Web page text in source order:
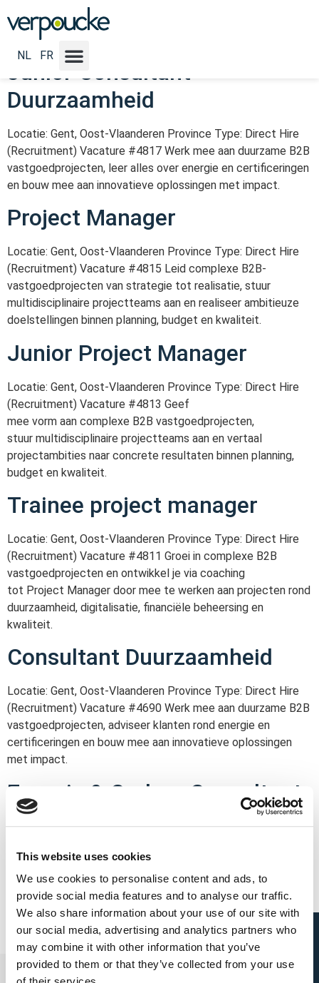
This website uses cookies
We use cookies to personalise content and ads, to
provide social media features and to analyse our traffic.
We also share information about your use of our site with
our social media, advertising and analytics partners who
may combine it with other information that you’ve
provided to them or that they’ve collected from your use
NL FR
Vacature Locatie NL:
Junior Consultant
Duurzaamheid
Locatie: Gent, Oost-Vlaanderen Province Type: Direct Hire
(Recruitment) Vacature #4817 Werk mee aan duurzame B2B
vastgoedprojecten, leer alles over energie en certificeringen
en bouw mee aan innovatieve oplossingen met impact.
Project Manager
Locatie: Gent, Oost-Vlaanderen Province Type: Direct Hire
(Recruitment) Vacature #4815 Leid complexe B2B-
vastgoedprojecten van strategie tot realisatie, stuur
multidisciplinaire projectteams aan en realiseer ambitieuze
doelstellingen binnen planning, budget en kwaliteit.
Junior Project Manager
Locatie: Gent, Oost-Vlaanderen Province Type: Direct Hire
(Recruitment) Vacature #4813 Geef
mee vorm aan complexe B2B vastgoedprojecten,
stuur multidisciplinaire projectteams aan en vertaal
projectambities naar concrete resultaten binnen planning,
budget en kwaliteit.
Trainee project manager
Locatie: Gent, Oost-Vlaanderen Province Type: Direct Hire
(Recruitment) Vacature #4811 Groei in complexe B2B
vastgoedprojecten en ontwikkel je via coaching
tot Project Manager door mee te werken aan projecten rond
duurzaamheid, digitalisatie, financiële beheersing en
kwaliteit.
Consultant Duurzaamheid
Locatie: Gent, Oost-Vlaanderen Province Type: Direct Hire
(Recruitment) Vacature #4690 Werk mee aan duurzame B2B
vastgoedprojecten, adviseer klanten rond energie en
certificeringen en bouw mee aan innovatieve oplossingen
met impact.
Energie & Carbon Consultant
Locatie: Gent, Oost-Vlaanderen Province Type: Direct Hire
efficiënte en koolstofarme B2B vastgoedprojecten door
analyses om te zetten in concrete impact.